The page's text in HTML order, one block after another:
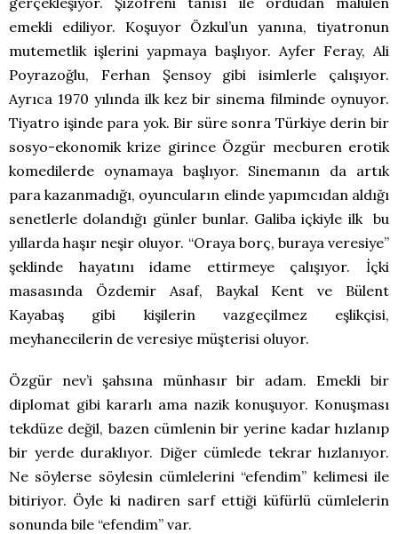
emekli ediliyor. Koşuyor Özkul’un yanına, tiyatronun
mutemetlik işlerini yapmaya başlıyor. Ayfer Feray, Ali
Poyrazoğlu, Ferhan Şensoy gibi isimlerle çalışıyor.
Ayrıca 1970 yılında ilk kez bir sinema filminde oynuyor.
Tiyatro işinde para yok. Bir süre sonra Türkiye derin bir
sosyo-ekonomik krize girince Özgür mecburen erotik
komedilerde oynamaya başlıyor. Sinemanın da artık
para kazanmadığı, oyuncuların elinde yapımcıdan aldığı
senetlerle dolandığı günler bunlar. Galiba içkiyle ilk bu
yıllarda haşır neşir oluyor. “Oraya borç, buraya veresiye”
şeklinde hayatını idame ettirmeye çalışıyor. İçki
masasında Özdemir Asaf, Baykal Kent ve Bülent
Kayabaş gibi kişilerin vazgeçilmez eşlikçisi,
meyhanecilerin de veresiye müşterisi oluyor.
Özgür nev’i şahsına münhasır bir adam. Emekli bir
diplomat gibi kararlı ama nazik konuşuyor. Konuşması
tekdüze değil, bazen cümlenin bir yerine kadar hızlanıp
bir yerde duraklıyor. Diğer cümlede tekrar hızlanıyor.
Ne söylerse söylesin cümlelerini “efendim” kelimesi ile
bitiriyor. Öyle ki nadiren sarf ettiği küfürlü cümlelerin
sonunda bile “efendim” var.